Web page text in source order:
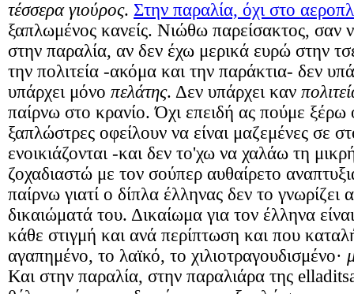
τέσσερα γιούρος. Στην παραλία, όχι στο
ξαπλωμένος κανείς. Νιώθω παρείσακτος,
στην παραλία, αν δεν έχω μερικά ευρώ στην
την πολιτεία -ακόμα και την παράκτια- δεν
υπάρχει μόνο πελάτης. Δεν υπάρχει καν
παίρνω στο κρανίο. Όχι επειδή ας πούμε ξέρω
ξαπλώστρες οφείλουν να είναι μαζεμένες σε
ενοικιάζονται -και δεν το'χω να χαλάω τη
ζοχαδιαστώ με τον σούπερ αυθαίρετο
παίρνω γιατί ο δίπλα έλληνας δεν το γνωρίζει
δικαιώματά του. Δικαίωμα για τον έλληνα
κάθε στιγμή και ανά περίπτωση και που
αγαπημένο, το λαϊκό, το χιλιοτραγουδισμένο·
Και στην παραλία, στην παραλιάρα της